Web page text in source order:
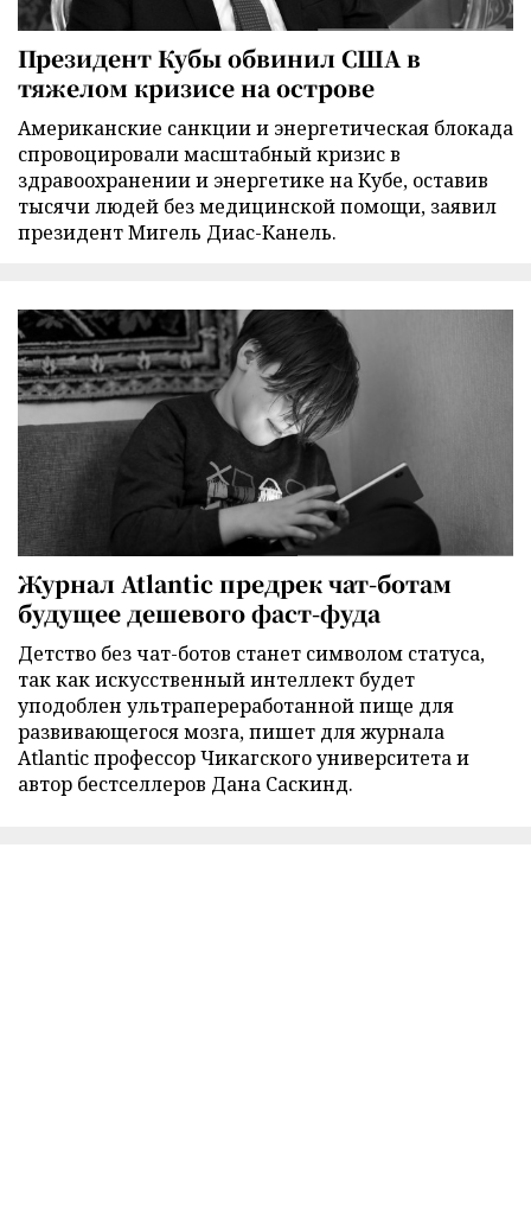
Президент Кубы обвинил США в
тяжелом кризисе на острове
Американские санкции и энергетическая блокада
спровоцировали масштабный кризис в
здравоохранении и энергетике на Кубе, оставив
тысячи людей без медицинской помощи, заявил
президент Мигель Диас-Канель.
Журнал Atlantic предрек чат-ботам
будущее дешевого фаст-фуда
Детство без чат-ботов станет символом статуса,
так как искусственный интеллект будет
уподоблен ультрапереработанной пище для
развивающегося мозга, пишет для журнала
Atlantic профессор Чикагского университета и
автор бестселлеров Дана Саскинд.